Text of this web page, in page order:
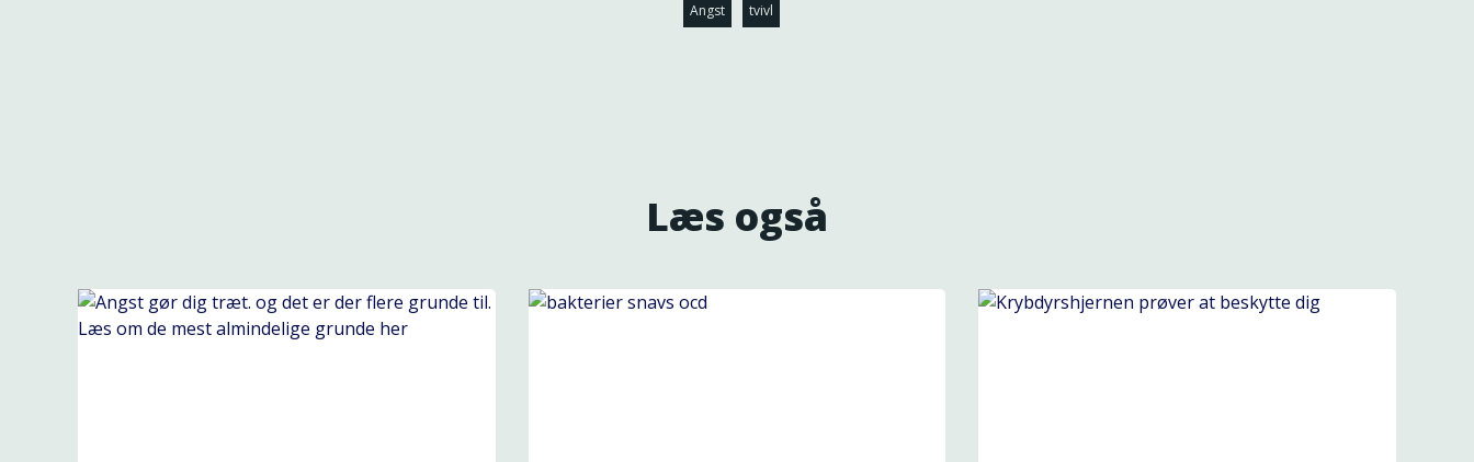
Angst tvivl
Læs også